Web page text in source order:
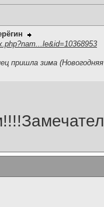
пришла зима